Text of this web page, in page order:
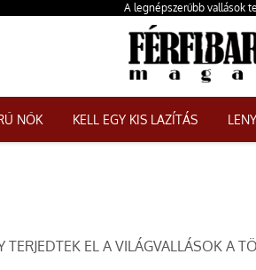
A legnépszerűbb vallások
NŐK KELL EGY KIS LAZÍTÁS
TERJEDTEK EL A VILÁGVALLÁSOK A